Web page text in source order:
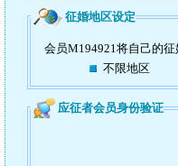
征婚地区设定
会员M194921将自己的征
不限地区
应征者会员身份验证